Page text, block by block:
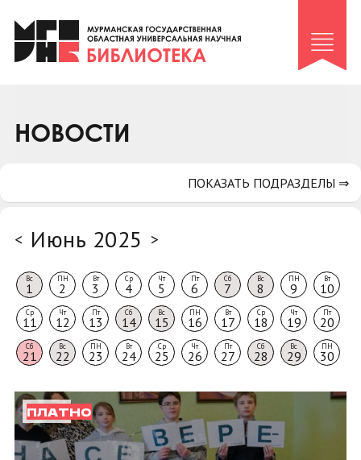
Клуб «Гиря и сельдерей»
Клуб «Семейный архив»
Коллегам
НОВОСТИ
< Июнь 2025 >
Вс
1
ПН
2
Вт
3
Ср
4
Чт
5
Пт
6
Сб
7
Вс
8
ПН
9
Вт
10
Ср
11
Чт
12
Пт
13
Сб
14
Вс
15
ПН
16
Вт
17
Ср
18
Чт
19
Пт
20
Сб
21
Вс
22
ПН
23
Вт
24
Ср
25
Чт
26
Пт
27
Сб
28
Вс
29
ПН
30
ПЛАТНО
ПОКАЗАТЬ ПОДРАЗДЕЛЫ ⇒